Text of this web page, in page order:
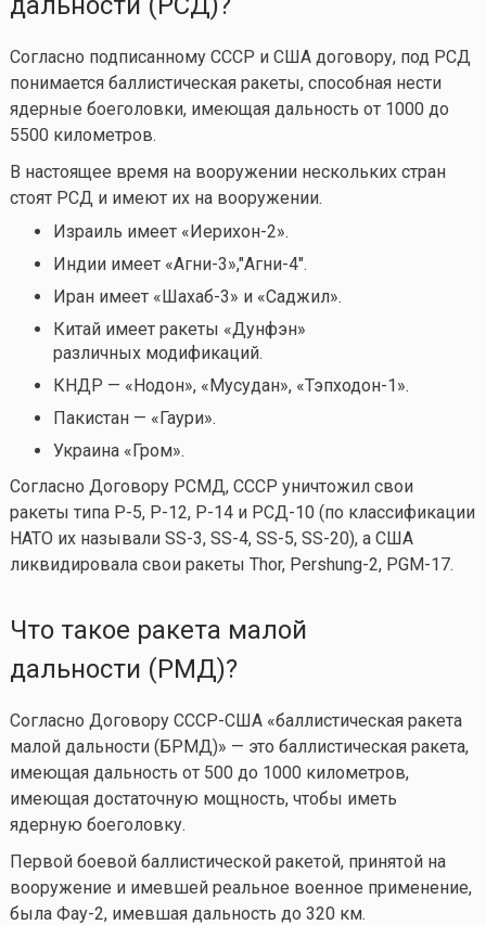
Согласно подписанному СССР и США договору, под РСД
понимается баллистическая ракеты, способная нести
ядерные боеголовки, имеющая дальность от 1000 до
5500 километров.
В настоящее время на вооружении нескольких стран
стоят РСД и имеют их на вооружении.
Израиль имеет «Иерихон-2».
Индии имеет «Агни-3»,"Агни-4".
Иран имеет «Шахаб-3» и «Саджил».
Китай имеет ракеты «Дунфэн»
различных модификаций.
КНДР — «Нодон», «Мусудан», «Тэпходон-1».
Пакистан — «Гаури».
Украина «Гром».
Согласно Договору РСМД, СССР уничтожил свои
ракеты типа Р-5, Р-12, Р-14 и РСД-10 (по классификации
НАТО их называли SS-3, SS-4, SS-5, SS-20), а США
ликвидировала свои ракеты Thor, Pershung-2, PGM-17.
Что такое ракета малой
дальности (РМД)?
Согласно Договору СССР-США «баллистическая ракета
малой дальности (БРМД)» — это баллистическая ракета,
имеющая дальность от 500 до 1000 километров,
имеющая достаточную мощность, чтобы иметь
ядерную боеголовку.
Первой боевой баллистической ракетой, принятой на
вооружение и имевшей реальное военное применение,
была Фау-2, имевшая дальность до 320 км.